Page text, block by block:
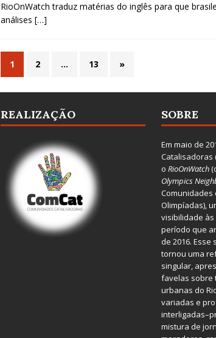
RioOnWatch traduz matérias do inglês para que
análises […]
1 2 … 13 »
REALIZAÇÃO SOBRE
Em maio de
Catalisadoras
o RioOnWatch
Olympics
Comunidades
Olimpíadas),
visibilidade
período que
de 2016. Esse
tornou uma
singular,
favelas sobre
urbanas do
variadas e
mistura de